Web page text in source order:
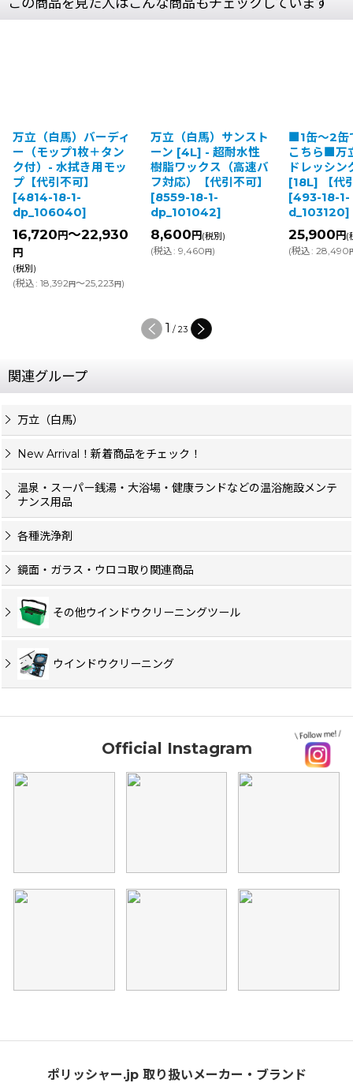
万立（白馬）バーディ
ー（モップ1枚＋タン
ク付）- 水拭き用モッ
プ【代引不可】
[4814-18-1-
dp_106040]
16,720円～22,930
円
(税別)
(税込: 18,392円～25,223円)
万立（白馬）サンスト
ーン [4L] - 超耐水性
樹脂ワックス（高速バ
フ対応）【代引不可】
[8559-18-1-
dp_101042]
8,600円(税別)
(税込: 9,460円)
■1缶〜2缶
こちら■万
ドレッシン
[18L] 【代
[493-18-1-
d_103120]
25,900円(
(税込: 28,490
1 / 23
関連グループ
万立（白馬）
New Arrival！新着商品をチェック！
温泉・スーパー銭湯・大浴場・健康ランドなどの温浴施設メンテ
ナンス用品
各種洗浄剤
鏡面・ガラス・ウロコ取り関連商品
その他ウインドウクリーニングツール
ウインドウクリーニング
Official Instagram
ポリッシャー.jp 取り扱いメーカー・ブランド